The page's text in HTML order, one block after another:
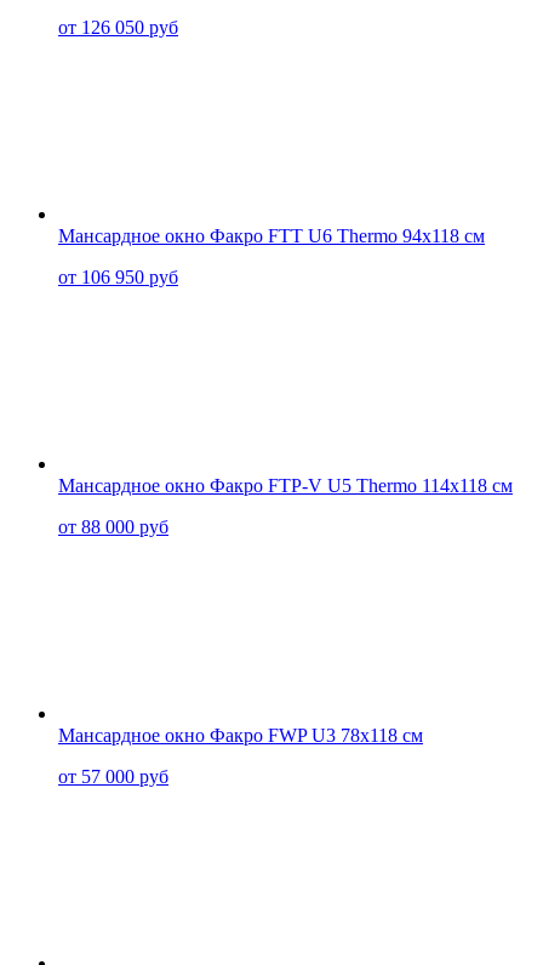
от 126 050 руб
Мансардное окно Факро FTT U6 Thermo 94x118 см
от 106 950 руб
Мансардное окно Факро FTP-V U5 Thermo 114x118 см
от 88 000 руб
Мансардное окно Факро FWP U3 78x118 cм
от 57 000 руб